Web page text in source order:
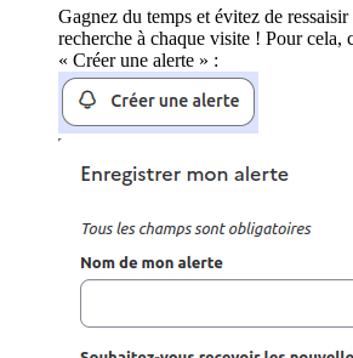
Gagnez du temps et évitez de
recherche à chaque visite ! Pour cela,
« Créer une alerte » :